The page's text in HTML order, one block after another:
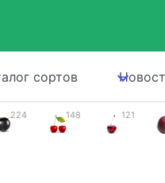
сортов
224 148 121